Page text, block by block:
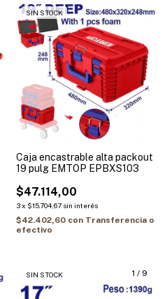
SIN STOCK
Caja encastrable alta packout
19 pulg EMTOP EPBXS103
$47.114,00
3x $15.704,67 sin interés
$42.402,60 con Transferencia o
efectivo
1 / 9
SIN STOCK